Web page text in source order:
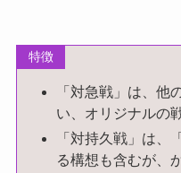
特徴
「対急戦」は、他
い、オリジナルの
「対持久戦」は、
る構想も含むが、